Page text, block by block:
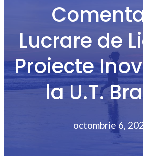
Lucrare de
Proiecte
la U.T.
octombrie 6,